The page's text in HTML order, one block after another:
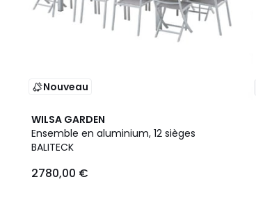
Nouveau
WILSA GARDEN
Ensemble en aluminium, 12 sièges
BALITECK
2780,00 €